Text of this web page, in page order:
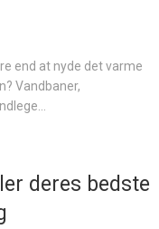
end at nyde det varme
Vandbaner,
deres bedste